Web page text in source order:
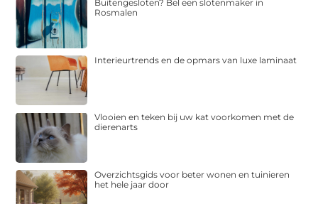
Buitengesloten? Bel een slotenmaker in
Rosmalen
Interieurtrends en de opmars van luxe laminaat
Vlooien en teken bij uw kat voorkomen met de
dierenarts
Overzichtsgids voor beter wonen en tuinieren
het hele jaar door